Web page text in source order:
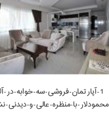
1-آپارتمان-فروشی-سه-خوابه-در-
محمودلار-با-منظره-عالی-و-